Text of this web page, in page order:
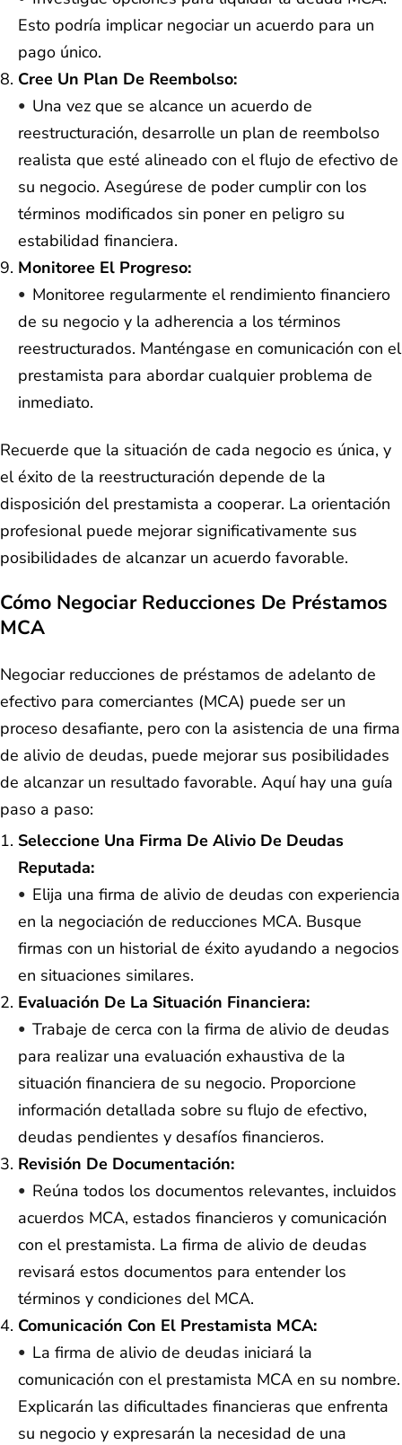
Esto podría implicar negociar un acuerdo para un
pago único.
Cree Un Plan De Reembolso:
Una vez que se alcance un acuerdo de
reestructuración, desarrolle un plan de reembolso
realista que esté alineado con el flujo de efectivo de
su negocio. Asegúrese de poder cumplir con los
términos modificados sin poner en peligro su
estabilidad financiera.
Monitoree El Progreso:
Monitoree regularmente el rendimiento financiero
de su negocio y la adherencia a los términos
reestructurados. Manténgase en comunicación con el
prestamista para abordar cualquier problema de
inmediato.
Recuerde que la situación de cada negocio es única, y
el éxito de la reestructuración depende de la
disposición del prestamista a cooperar. La orientación
profesional puede mejorar significativamente sus
posibilidades de alcanzar un acuerdo favorable.
Cómo Negociar Reducciones De Préstamos
MCA
Negociar reducciones de préstamos de adelanto de
efectivo para comerciantes (MCA) puede ser un
proceso desafiante, pero con la asistencia de una firma
de alivio de deudas, puede mejorar sus posibilidades
de alcanzar un resultado favorable. Aquí hay una guía
paso a paso:
Seleccione Una Firma De Alivio De Deudas
Reputada:
Elija una firma de alivio de deudas con experiencia
en la negociación de reducciones MCA. Busque
firmas con un historial de éxito ayudando a negocios
en situaciones similares.
Evaluación De La Situación Financiera:
Trabaje de cerca con la firma de alivio de deudas
para realizar una evaluación exhaustiva de la
situación financiera de su negocio. Proporcione
información detallada sobre su flujo de efectivo,
deudas pendientes y desafíos financieros.
Revisión De Documentación:
Reúna todos los documentos relevantes, incluidos
acuerdos MCA, estados financieros y comunicación
con el prestamista. La firma de alivio de deudas
revisará estos documentos para entender los
términos y condiciones del MCA.
Comunicación Con El Prestamista MCA:
La firma de alivio de deudas iniciará la
comunicación con el prestamista MCA en su nombre.
Explicarán las dificultades financieras que enfrenta
su negocio y expresarán la necesidad de una